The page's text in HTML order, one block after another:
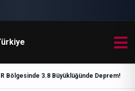
Bölgesinde 3.8 Büyüklüğünde Deprem!